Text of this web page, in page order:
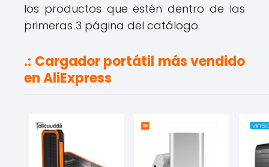
los productos que estén dentro de las
primeras 3 página del catálogo.
.: Cargador portátil más vendido
en AliExpress